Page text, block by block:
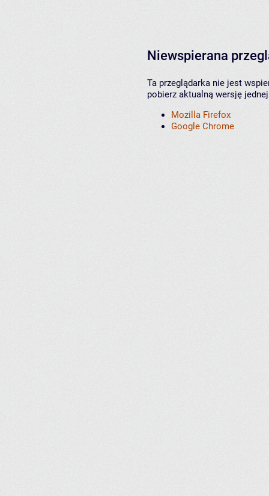
Niewspierana
Ta przeglądarka nie jest
pobierz aktualną wersję
Mozilla Firefox
Google Chrome